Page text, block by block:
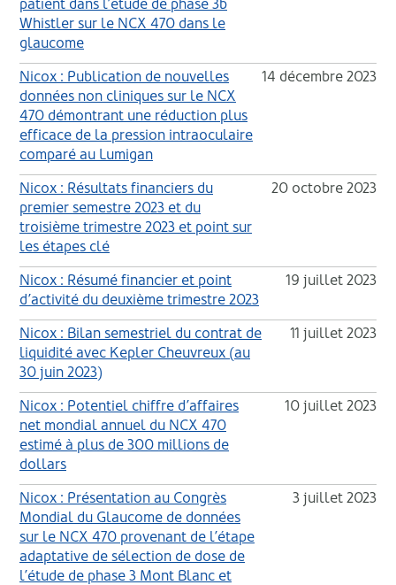
patient dans l’étude de phase 3b
Whistler sur le NCX 470 dans le
glaucome
Nicox : Publication de nouvelles
données non cliniques sur le NCX
470 démontrant une réduction plus
efficace de la pression intraoculaire
comparé au Lumigan
14 décembre 2023
Nicox : Résultats financiers du
premier semestre 2023 et du
troisième trimestre 2023 et point sur
les étapes clé
20 octobre 2023
Nicox : Résumé financier et point
d’activité du deuxième trimestre 2023
19 juillet 2023
Nicox : Bilan semestriel du contrat de
liquidité avec Kepler Cheuvreux (au
30 juin 2023)
11 juillet 2023
Nicox : Potentiel chiffre d’affaires
net mondial annuel du NCX 470
estimé à plus de 300 millions de
dollars
10 juillet 2023
Nicox : Présentation au Congrès
Mondial du Glaucome de données
sur le NCX 470 provenant de l’étape
adaptative de sélection de dose de
l’étude de phase 3 Mont Blanc et
3 juillet 2023